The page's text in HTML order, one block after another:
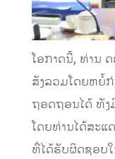
ໂອກາດນີ້, ທ່ານ
ສັງລວມໂດຍຫຍໍ້
ຖອດຖອນໄດ້ ທັງ
ໂດຍທ່ານໄດ້ສະ
ທີ່ໄດ້ຮັບຜິດຊອບ